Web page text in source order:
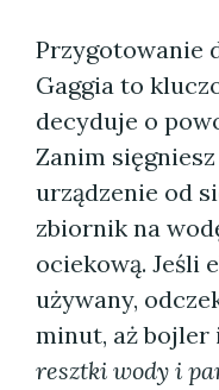
Przygotowanie
Gaggia to
decyduje o
Zanim
urządzenie od
zbiornik na
ociekową. Jeśli
używany,
minut, aż
resztki wody i